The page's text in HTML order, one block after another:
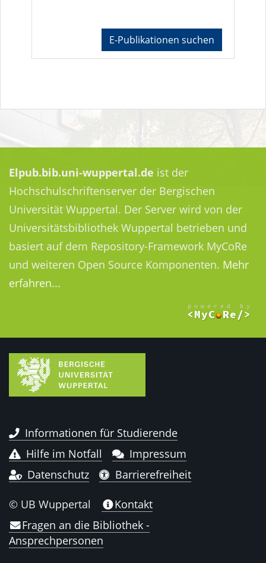
E-Publikationen suchen
Elpub.bib.uni-wuppertal.de ist der
Hochschulschriftenserver der Bergischen
Universität Wuppertal. Der Server wird von der
Universitätsbibliothek Wuppertal betrieben und
basiert auf dem Repository-Framework MyCoRe
und weiteren Open Source Komponenten. Mehr
erfahren...
Informationen für Studierende
Hilfe im Notfall
Impressum
Datenschutz
Barrierefreiheit
© UB Wuppertal
Kontakt
Fragen an die Bibliothek -
Ansprechpersonen